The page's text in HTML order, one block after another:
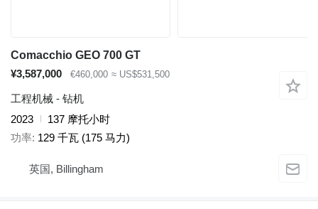
Comacchio GEO 700 GT
¥3,587,000
€460,000 ≈ US$531,500
工程机械 - 钻机
2023
137 摩托小时
功率 129 千瓦 (175 马力)
英国, Billingham